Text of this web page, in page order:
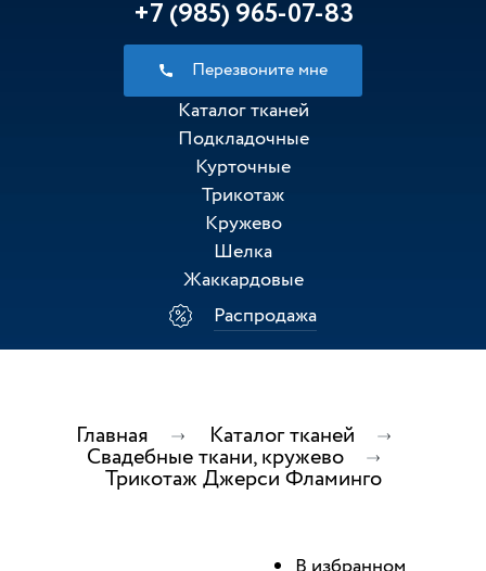
+7 (985) 965-07-83
Перезвоните мне
Каталог тканей
Подкладочные
Курточные
Трикотаж
Кружево
Шелка
Жаккардовые
Распродажа
Главная Каталог тканей
Свадебные ткани, кружево
Трикотаж Джерси Фламинго